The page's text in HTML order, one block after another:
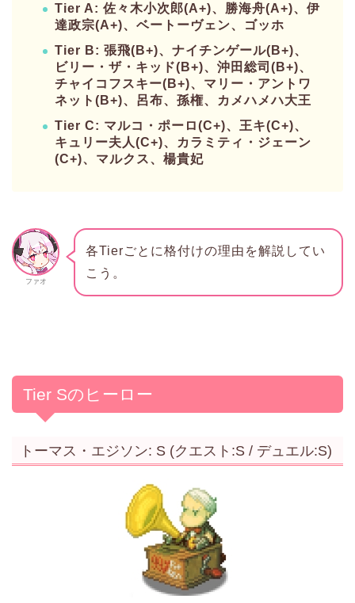
Tier A: 佐々木小次郎(A+)、勝海舟(A+)、伊
達政宗(A+)、ベートーヴェン、ゴッホ
Tier B: 張飛(B+)、ナイチンゲール(B+)、
ビリー・ザ・キッド(B+)、沖田総司(B+)、
チャイコフスキー(B+)、マリー・アントワ
ネット(B+)、呂布、孫権、カメハメハ大王
Tier C: マルコ・ポーロ(C+)、王キ(C+)、
キュリー夫人(C+)、カラミティ・ジェーン
(C+)、マルクス、楊貴妃
ファオ
各Tierごとに格付けの理由を解説してい
こう。
Tier Sのヒーロー
トーマス・エジソン: S (クエスト:S / デュエル:S)